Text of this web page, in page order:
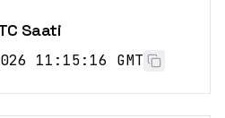
Saati
11:15:16 GMT